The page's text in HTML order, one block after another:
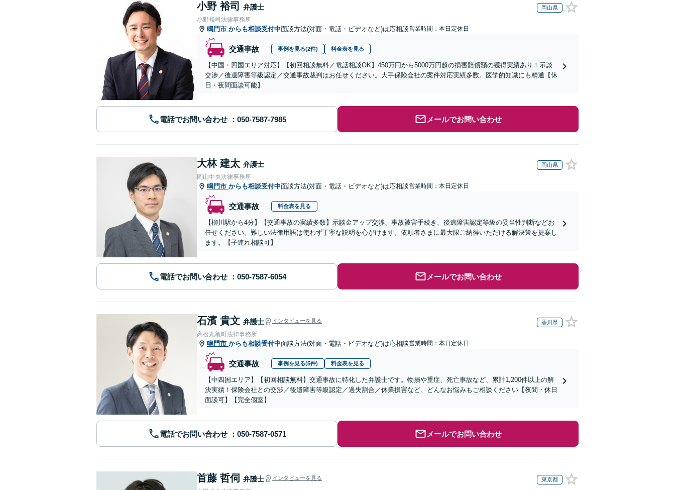
小野 裕司 弁護士 岡山県
小野裕司法律事務所
鳴門市 からも相談受付中面談方法(対面・電話・ビデオなど)は応相談営業時間：本日定休日
交通事故 事例を見る(2件) 料金表を見る
【中国・四国エリア対応】【初回相談無料／電話相談OK】450万円から5000万円超の損害賠償額の獲得実績あり！示談
交渉／後遺障害等級認定／交通事故裁判はお任せください。大手保険会社の案件対応実績多数。医学的知識にも精通【休
日・夜間面談可能】
電話でお問い合わせ メールでお問い合わせ
大林 建太 弁護士 岡山県
岡山中央法律事務所
鳴門市 からも相談受付中面談方法(対面・電話・ビデオなど)は応相談営業時間：本日定休日
交通事故 料金表を見る
【柳川駅から4分】【交通事故の実績多数】示談金アップ交渉、事故被害手続き、後遺障害認定等級の妥当性判断などお
任せください。難しい法律用語は使わず丁寧な説明を心がけます。依頼者さまに最大限ご納得いただける解決策を提案し
ます。【子連れ相談可】
電話でお問い合わせ メールでお問い合わせ
石濱 貴文 弁護士 インタビューを見る 香川県
高松丸亀町法律事務所
鳴門市 からも相談受付中面談方法(対面・電話・ビデオなど)は応相談営業時間：本日定休日
交通事故 事例を見る(5件) 料金表を見る
【中四国エリア】【初回相談無料】交通事故に特化した弁護士です。物損や重症、死亡事故など、累計1,200件以上の解
決実績！保険会社との交渉／後遺障害等級認定／過失割合／休業損害など、どんなお悩みもご相談ください【夜間・休日
面談可】【完全個室】
電話でお問い合わせ メールでお問い合わせ
首藤 哲伺 弁護士 インタビューを見る 東京都